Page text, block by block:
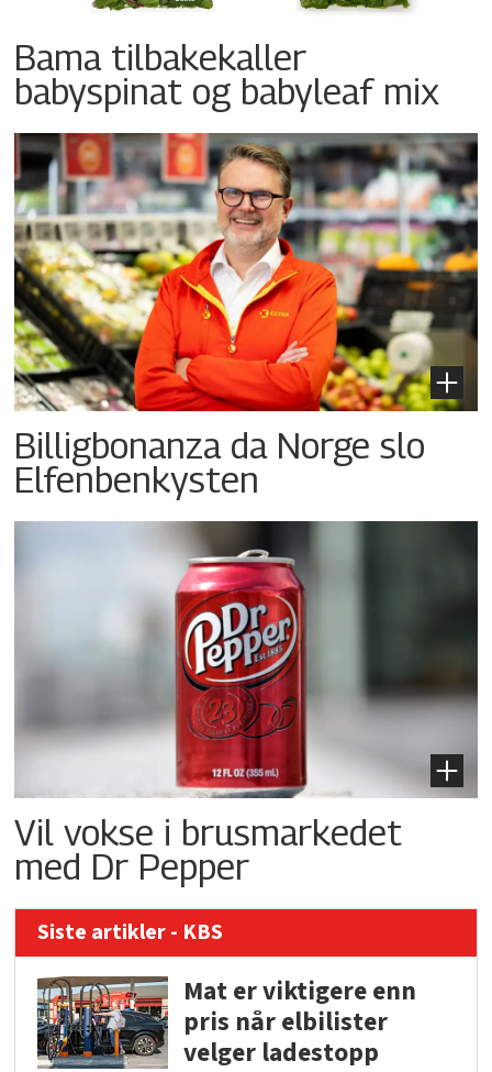
Bama tilbakekaller
babyspinat og babyleaf mix
Billigbonanza da Norge slo
Elfenbenkysten
Vil vokse i brusmarkedet
med Dr Pepper
Siste artikler - KBS
Mat er viktigere enn
pris når elbilister
velger ladestopp